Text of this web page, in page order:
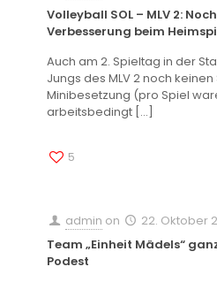
Volleyball SOL – MLV 2:
Verbesserung beim
Auch am 2. Spieltag in der
Jungs des MLV 2 noch
Minibesetzung (pro Spiel
arbeitsbedingt […]
5
admin on
22. Oktober
Team „Einheit Mädels“
Podest